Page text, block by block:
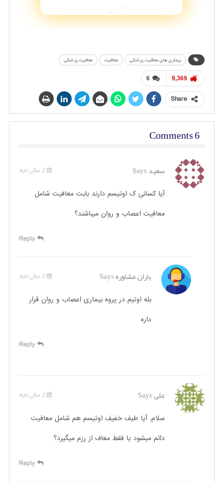
بیماری های معافیت پزشکی معافیت معافیت پزشکی
6 9,369
Share
6 Comments
سعیدSays 2 سال ago
آیا کسانی ک اوتیسم دارند بابت معافیت شامل
معافیت اعصاب و روان میباشند؟
Reply
باران مشاورهSays 2 سال ago
بله اوتیم در پروه بیماری اعصاب و روان قرار
داره
Reply
علیSays 3 سال ago
سلام. آیا طیف خفیف اوتیسم هم شامل معافیت
دائم میشود یا فقط معاف از رزم میگیرد؟
Reply